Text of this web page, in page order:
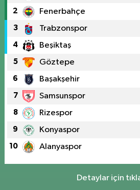
2 Fenerbahçe
3 Trabzonspor
4 Beşiktaş
5 Göztepe
6 Başakşehir
7 Samsunspor
8 Rizespor
9 Konyaspor
10 Alanyaspor
Detaylar için